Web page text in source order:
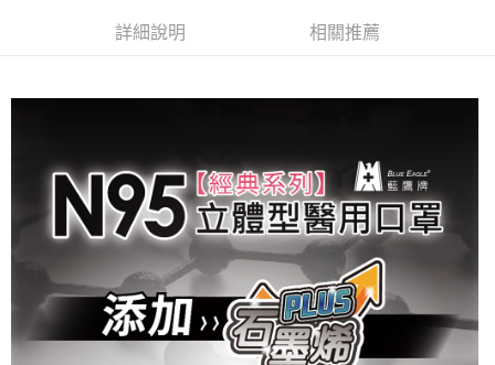
成交易。
3.實際核准額度、可分期數及費用金額請依後續交易確認頁面所載為準。
4.訂單成立30分鐘內，如未前往確認交易或遇審核未通過，訂單將自動取
消。如遇「轉專審核」未通過狀況，表示未達大哥付你分期系統評分，恕無
法說明評估內容。
1.分期款項不併入電信帳單，「大哥付你分期」於每月結算日後寄送繳費提
醒簡訊。
2.透過簡訊連結打開帳單後，可選擇「超商條碼／台灣大直營門市／銀行轉
帳／街口支付／iPASS MONEY」等通路繳費。
AFTEE先享後付是「在收到商品之後才付款」的支付方式。 讓您購物簡單
便利好安心！
１．簡單：不需註冊會員、不需綁卡、不需儲值。
２．便利：只要手機號碼，簡訊認證，即可結帳。
３．安心：先確認商品／服務後，再付款。
【「AFTEE先享後付」結帳流程】
１．於結帳方式選擇「AFTEE先享後付」後，將跳轉至「AFTEE先享後付」
結帳頁面，進行簡訊認證並確認金額後，即可完成結帳。
２．訂單成立數日內，您將收到繳費通知簡訊。
ATM付款
運送方式
免運費
詳細說明 相關推薦